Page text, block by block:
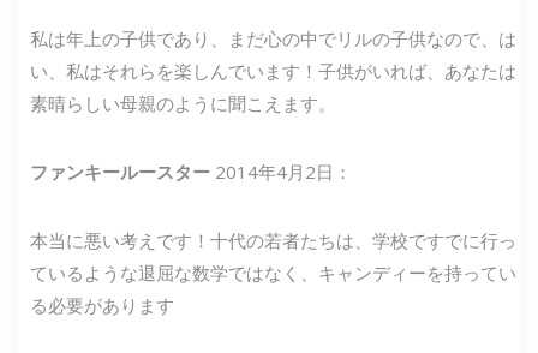
私は年上の子供であり、まだ心の中でリルの子供なので、は
い、私はそれらを楽しんでいます！子供がいれば、あなたは
素晴らしい母親のように聞こえます。
ファンキールースター 2014年4月2日：
本当に悪い考えです！十代の若者たちは、学校ですでに行っ
ているような退屈な数学ではなく、キャンディーを持ってい
る必要があります